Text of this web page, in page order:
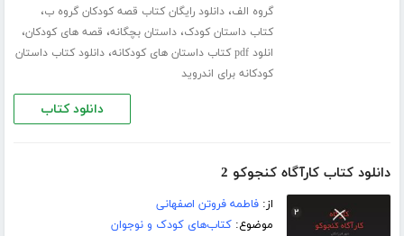
گروه الف،دانلود رایگان کتاب قصه کودکان گروه ب،
کتاب داستان کودک،داستان بچگانه، قصه های کودکان،
انلود pdf کتاب داستان های کودکانه ،دانلود کتاب داستان
کودکانه برای اندروید
دانلود کتاب
دانلود کتاب کارآگاه کنجوکو 2
از:فاطمه فروتن اصفهانی
موضوع:کتاب‌های کودک و نوجوان